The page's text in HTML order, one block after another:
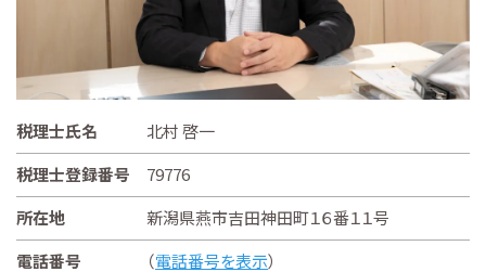
税理士氏名
北村 啓一
税理士登録番号
79776
所在地
新潟県燕市吉田神田町１６番１１号
電話番号
（電話番号を表示）